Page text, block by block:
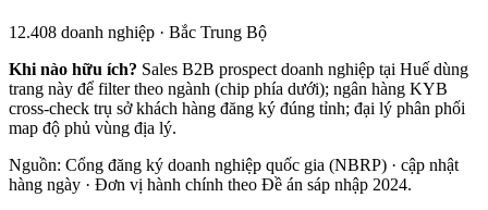
12.408 doanh nghiệp · Bắc Trung Bộ
Khi nào hữu ích? Sales B2B prospect doanh nghiệp tại Huế dùng
trang này để filter theo ngành (chip phía dưới); ngân hàng KYB
cross-check trụ sở khách hàng đăng ký đúng tỉnh; đại lý phân phối
map độ phủ vùng địa lý.
Nguồn: Cổng đăng ký doanh nghiệp quốc gia (NBRP) · cập nhật
hàng ngày · Đơn vị hành chính theo Đề án sáp nhập 2024.